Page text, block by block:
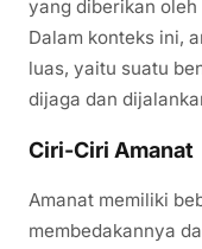
yang diberikan
Dalam konteks ini,
luas, yaitu suatu
dijaga dan
Ciri-Ciri Amanat
Amanat memiliki
membedakannya